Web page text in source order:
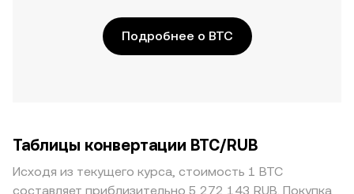
Подробнее о BTC
Таблицы конвертации BTC/RUB
Исходя из текущего курса, стоимость 1 BTC
составляет приблизительно 5 272 143 RUB. Покупка